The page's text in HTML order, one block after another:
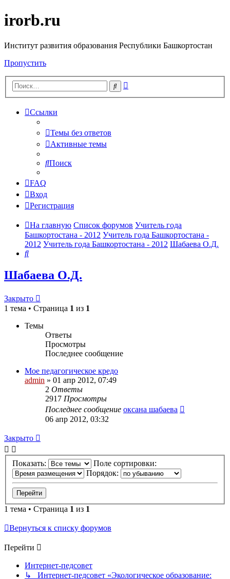
irorb.ru
Институт развития образования Республики Башкортостан
Пропустить
Поиск
Ссылки
Темы без ответов
Активные темы
Поиск
FAQ
Вход
Регистрация
На главную Список форумов Учитель года
Башкортостана - 2012 Учитель года Башкортостана -
2012 Учитель года Башкортостана - 2012 Шабаева О.Д.
Поиск
Шабаева О.Д.
Закрыто
1 тема • Страница 1 из 1
Темы
Ответы
Просмотры
Последнее сообщение
Мое педагогическое кредо
admin » 01 апр 2012, 07:49
2 Ответы
2917 Просмотры
Последнее сообщение оксана шабаева
06 апр 2012, 03:32
Закрыто
Показать:
Поле сортировки:
Порядок:
1 тема • Страница 1 из 1
Вернуться к списку форумов
Перейти
Интернет-педсовет
↳ Интернет-педсовет «Экологическое образование: